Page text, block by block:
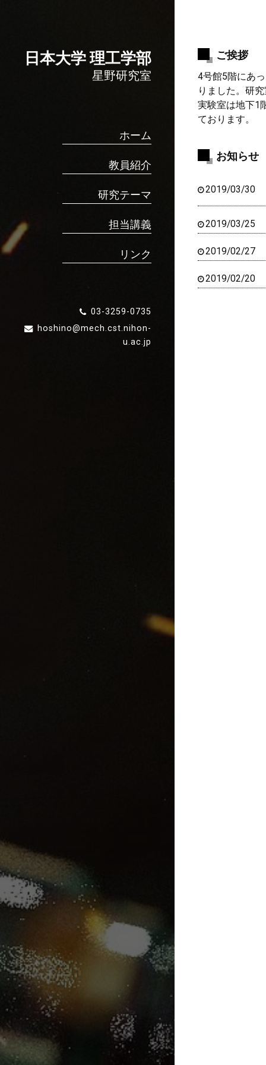
日本大学 理工学部
星野研究室
ホーム
教員紹介
研究テーマ
担当講義
リンク
03-3259-0735
hoshino@mech.cst.nihon-
u.ac.jp
ご挨拶
4号館5階にあ
りました。研
実験室は地下1
ております。
お知らせ
2019/03/30
2019/03/25
2019/02/27
2019/02/20